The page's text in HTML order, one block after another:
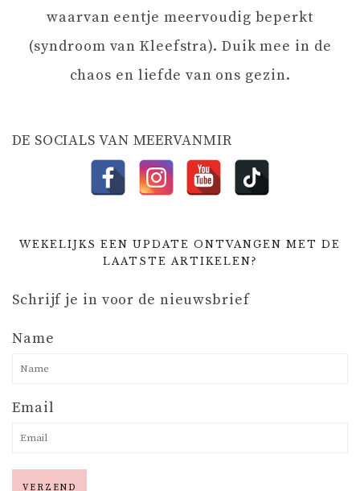
T
E
waarvan eentje meervoudig beperkt
(syndroom van Kleefstra). Duik mee in de
chaos en liefde van ons gezin.
DE SOCIALS VAN MEERVANMIR
WEKELIJKS EEN UPDATE ONTVANGEN MET DE
LAATSTE ARTIKELEN?
Schrijf je in voor de nieuwsbrief
Name
Email